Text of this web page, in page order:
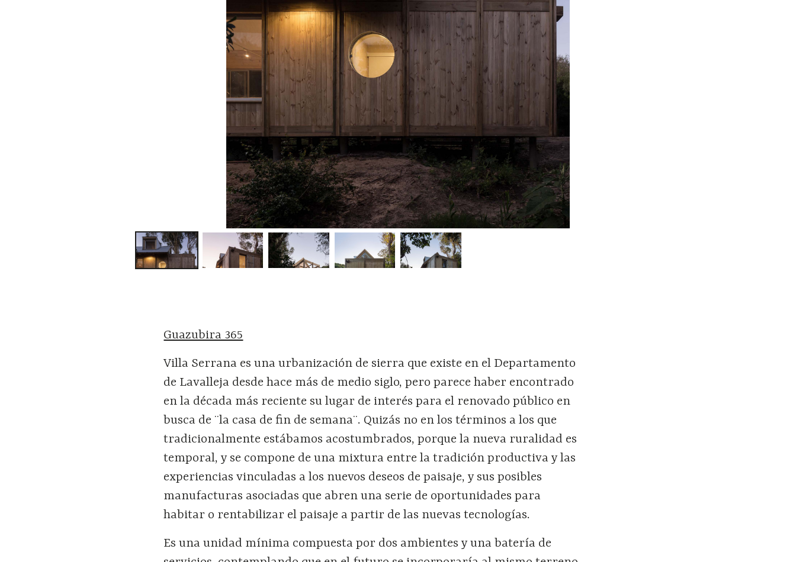
Guazubira 365
Villa Serrana es una urbanización de sierra que existe en el Departamento
de Lavalleja desde hace más de medio siglo, pero parece haber encontrado
en la década más reciente su lugar de interés para el renovado público en
busca de ¨la casa de fin de semana¨. Quizás no en los términos a los que
tradicionalmente estábamos acostumbrados, porque la nueva ruralidad es
temporal, y se compone de una mixtura entre la tradición productiva y las
experiencias vinculadas a los nuevos deseos de paisaje, y sus posibles
manufacturas asociadas que abren una serie de oportunidades para
habitar o rentabilizar el paisaje a partir de las nuevas tecnologías.
Es una unidad mínima compuesta por dos ambientes y una batería de